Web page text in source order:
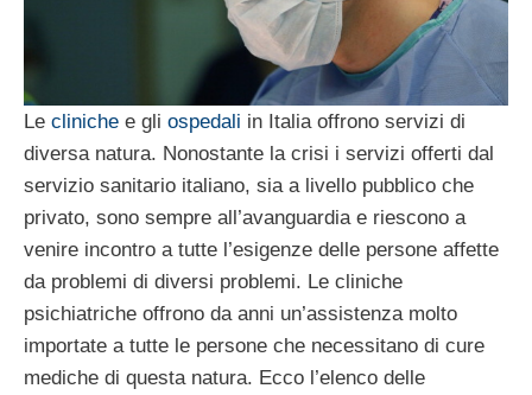
Le cliniche e gli ospedali in Italia offrono servizi di
diversa natura. Nonostante la crisi i servizi offerti dal
servizio sanitario italiano, sia a livello pubblico che
privato, sono sempre all’avanguardia e riescono a
venire incontro a tutte l’esigenze delle persone affette
da problemi di diversi problemi. Le cliniche
psichiatriche offrono da anni un’assistenza molto
importate a tutte le persone che necessitano di cure
mediche di questa natura. Ecco l’elenco delle